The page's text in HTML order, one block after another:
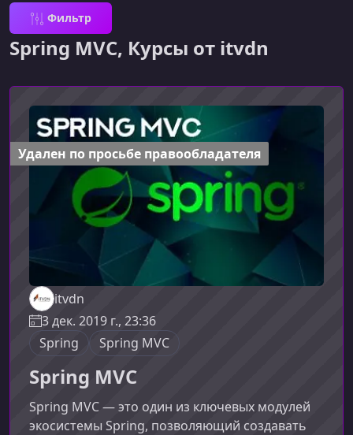
Фильтр
Spring MVC, Курсы от itvdn
itvdn
3 дек. 2019 г., 23:36
Spring
Spring MVC
Spring MVC
Spring MVC — это один из ключевых модулей
экосистемы Spring, позволяющий создавать
Удален по просьбе правообладателя